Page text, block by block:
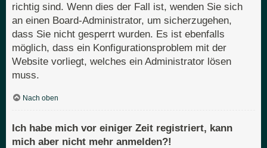
richtig sind. Wenn dies der Fall ist, wenden Sie sich
an einen Board-Administrator, um sicherzugehen,
dass Sie nicht gesperrt wurden. Es ist ebenfalls
möglich, dass ein Konfigurationsproblem mit der
Website vorliegt, welches ein Administrator lösen
muss.
Nach oben
Ich habe mich vor einiger Zeit registriert, kann
mich aber nicht mehr anmelden?!